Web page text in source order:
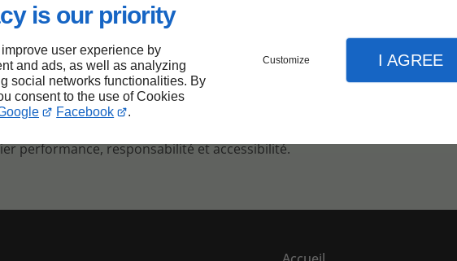
is our priority
user experience by
and ads, as well as analyzing
social networks functionalities. By
consent to the use of Cookies
Facebook .
Customize I AGREE
permet à chacun d’accéder plus facilement à nos services et
en respectant les meilleures pratiques d’accessibilité afin
notre site pour réduire notre empreinte numérique.
performance, responsabilité et accessibilité.